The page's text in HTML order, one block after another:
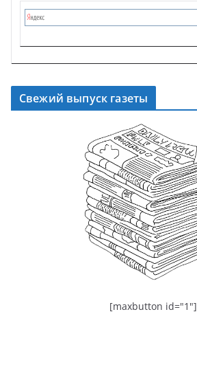
Свежий выпуск газеты
[maxbutton id="1"]